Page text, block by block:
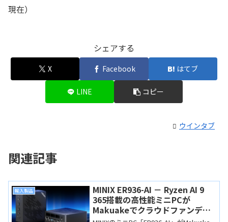
現在）
シェアする
X Facebook はてブ
LINE コピー
ウインタブ
関連記事
輸入製品
MINIX ER936-AI － Ryzen AI 9
365搭載の高性能ミニPCが
Makuakeでクラウドファンディ